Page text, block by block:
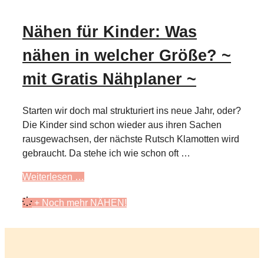
Nähen für Kinder: Was
nähen in welcher Größe? ~
mit Gratis Nähplaner ~
Starten wir doch mal strukturiert ins neue Jahr, oder?
Die Kinder sind schon wieder aus ihren Sachen
rausgewachsen, der nächste Rutsch Klamotten wird
gebraucht. Da stehe ich wie schon oft …
Weiterlesen …
+ Noch mehr NÄHEN!